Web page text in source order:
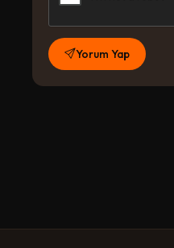
Yorum Yap